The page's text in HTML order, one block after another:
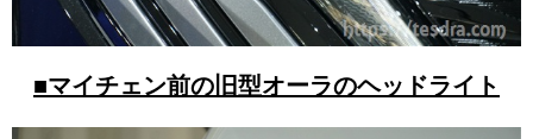
■マイチェン前の旧型オーラのヘッドライト